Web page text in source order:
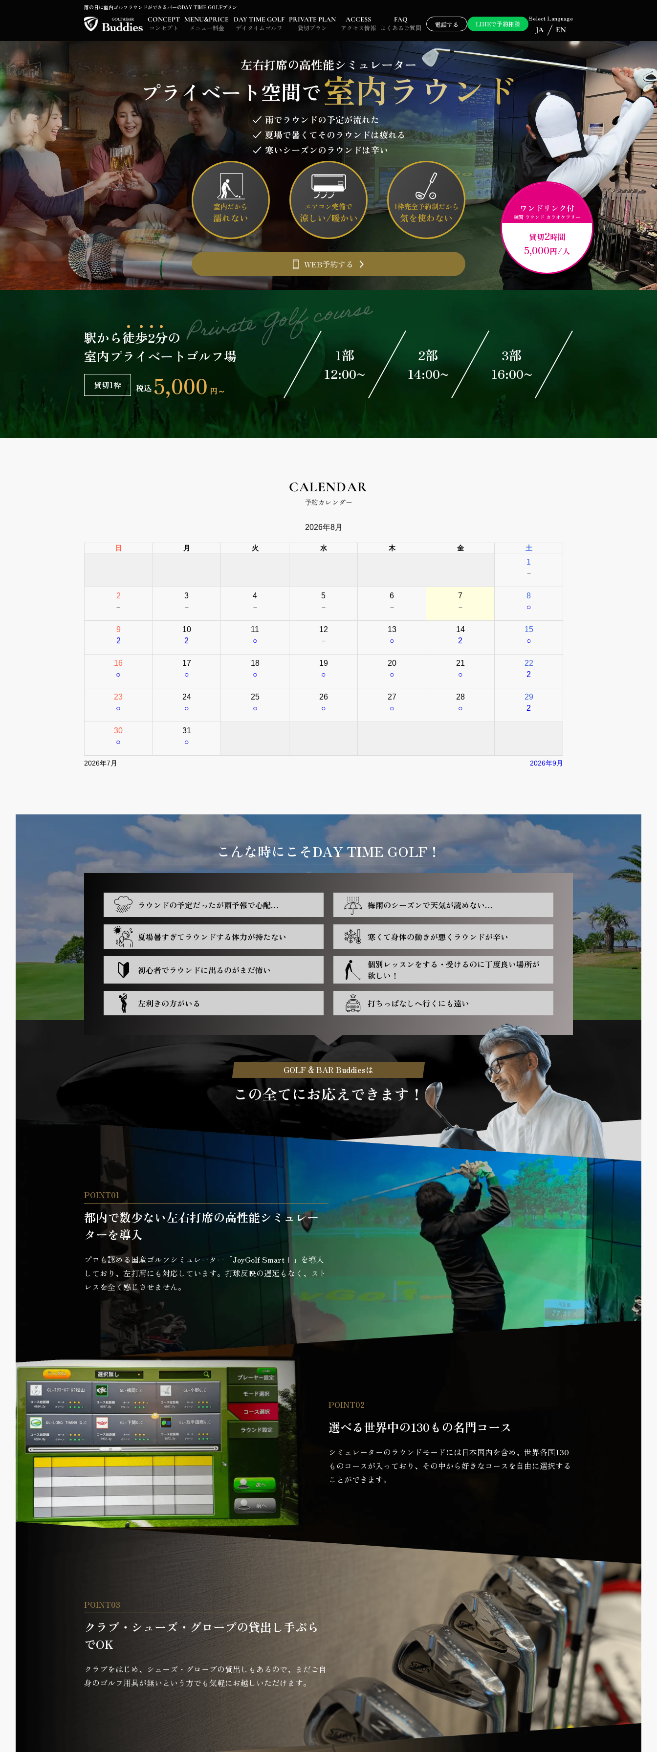
雨の日に室内ゴルフラウンドができるバーのDAY TIME GOLFプラン
CONCEPT
コンセプト
MENU&PRICE
メニュー料金
DAY TIME GOLF
デイタイムゴルフ
PRIVATE PLAN
貸切プラン
ACCESS
アクセス情報
FAQ
よくあるご質問
電話する LINEで予約相談
Select Language
JA EN
左右打席の高性能シミュレーター
プライベート空間で室内ラウンド
雨でラウンドの予定が流れた
夏場で暑くてそのラウンドは疲れる
寒いシーズンのラウンドは辛い
室内だから
濡れない
エアコン完備で
涼しい/暖かい
1枠完全予約制だから
気を使わない
WEB予約する
ワンドリンク付
練習 ラウンド カラオケフリー
貸切2時間
5,000円/人
駅から徒歩2分の
室内プライベートゴルフ場
貸切1枠 税込 5,000 円～
1部
12:00~
2部
14:00~
3部
16:00~
CALENDAR
予約カレンダー
2026年8月
日 月 火 水 木 金 土
1
－
2
－
3
－
4
－
5
－
6
－
7
－
8
○
9
2
10
2
11
○
12
－
13
○
14
2
15
○
16
○
17
○
18
○
19
○
20
○
21
○
22
2
23
○
24
○
25
○
26
○
27
○
28
○
29
2
30
○
31
○
2026年7月 2026年9月
こんな時にこそDAY TIME GOLF！
ラウンドの予定だったが雨予報で心配… 梅雨のシーズンで天気が読めない…
夏場暑すぎてラウンドする体力が持たない 寒くて身体の動きが悪くラウンドが辛い
初心者でラウンドに出るのがまだ怖い
個別レッスンをする・受けるのに丁度良い場所が
欲しい！
左利きの方がいる 打ちっぱなしへ行くにも遠い
GOLF & BAR Buddiesは
この全てにお応えできます！
POINT01
都内で数少ない左右打席の高性能シミュレー
ターを導入
プロも認める国産ゴルフシミュレーター「JoyGolf Smart+」を導入
しており、左打席にも対応しています。打球反映の遅延もなく、スト
レスを全く感じさせません。
POINT02
選べる世界中の130もの名門コース
シミュレーターのラウンドモードには日本国内を含め、世界各国130
ものコースが入っており、その中から好きなコースを自由に選択する
ことができます。
POINT03
クラブ・シューズ・グローブの貸出し手ぶら
でOK
クラブをはじめ、シューズ・グローブの貸出しもあるので、まだご自
身のゴルフ用具が無いという方でも気軽にお越しいただけます。